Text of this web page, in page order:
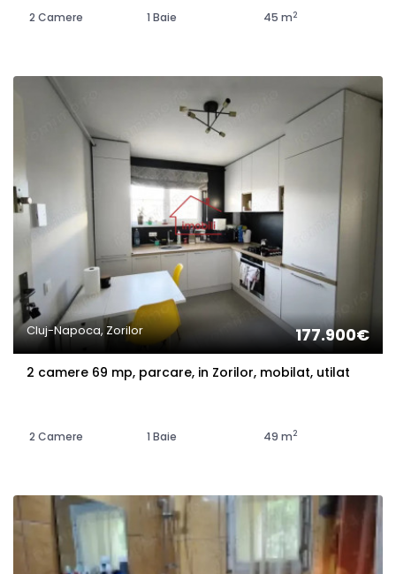
2 Camere 1 Baie 45 m2
Cluj-Napoca, Zorilor 177.900€
2 camere 69 mp, parcare, in Zorilor, mobilat, utilat
2 Camere 1 Baie 49 m2